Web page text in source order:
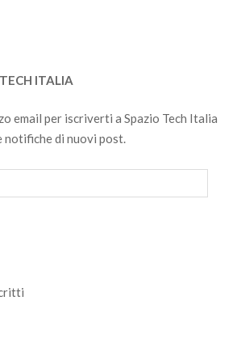
ITALIA
email per iscriverti a Spazio Tech Italia
notifiche di nuovi post.